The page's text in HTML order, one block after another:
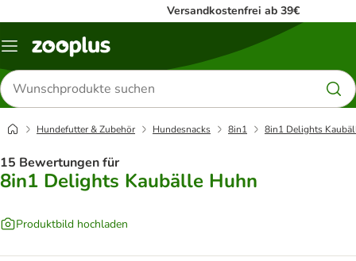
Versandkostenfrei ab 39€
Menü
Produkte
suchen
Hundefutter & Zubehör Hundesnacks 8in1 8in1 Delights
15 Bewertungen für
8in1 Delights Kaubälle Huhn
Produktbild hochladen